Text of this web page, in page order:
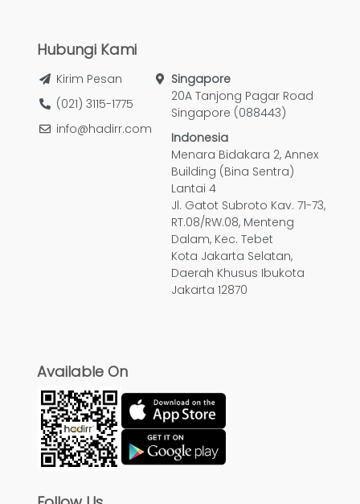
Hubungi Kami
Kirim Pesan
(021) 3115-1775
info@hadirr.com
Singapore
20A Tanjong Pagar Road
Singapore (088443)
Indonesia
Menara Bidakara 2, Annex
Building (Bina Sentra)
Lantai 4
Jl. Gatot Subroto Kav. 71-73,
RT.08/RW.08, Menteng
Dalam, Kec. Tebet
Kota Jakarta Selatan,
Daerah Khusus Ibukota
Jakarta 12870
Available On